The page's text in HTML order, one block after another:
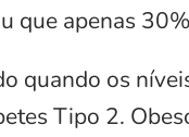
que apenas
quando os
Tipo 2.